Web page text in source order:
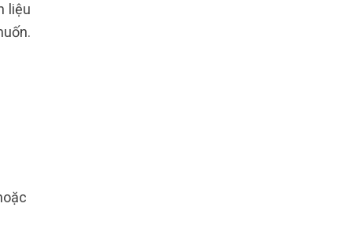
liệu